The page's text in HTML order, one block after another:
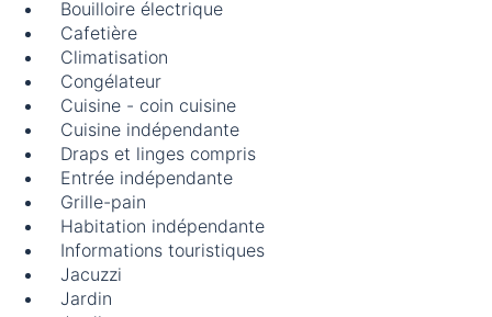
Bouilloire électrique
Cafetière
Climatisation
Congélateur
Cuisine - coin cuisine
Cuisine indépendante
Draps et linges compris
Entrée indépendante
Grille-pain
Habitation indépendante
Informations touristiques
Jacuzzi
Jardin